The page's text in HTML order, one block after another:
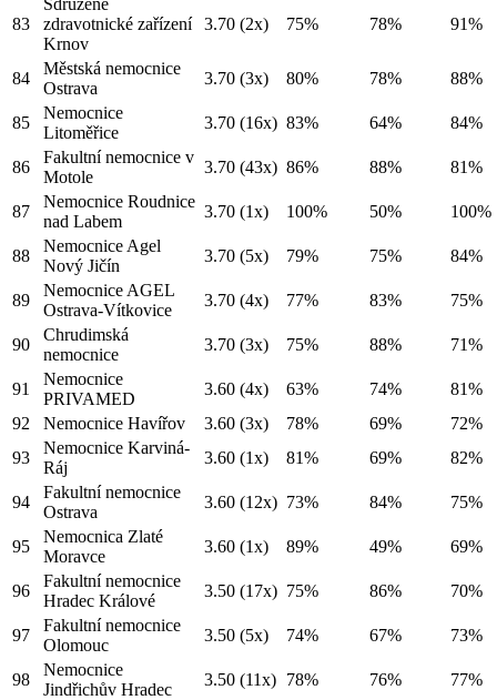
83
Sdružené
zdravotnické zařízení
Krnov
3.70 (2x) 75% 78% 91%
84
Městská nemocnice
Ostrava
3.70 (3x) 80% 78% 88%
85
Nemocnice
Litoměřice
3.70 (16x) 83% 64% 84%
86
Fakultní nemocnice v
Motole
3.70 (43x) 86% 88% 81%
87
Nemocnice Roudnice
nad Labem
3.70 (1x) 100% 50% 100%
88
Nemocnice Agel
Nový Jičín
3.70 (5x) 79% 75% 84%
89
Nemocnice AGEL
Ostrava-Vítkovice
3.70 (4x) 77% 83% 75%
90
Chrudimská
nemocnice
3.70 (3x) 75% 88% 71%
91
Nemocnice
PRIVAMED
3.60 (4x) 63% 74%
81%
92
Nemocnice Havířov 3.60 (3x) 78% 69%
72%
93
Nemocnice Karviná-
Ráj
3.60 (1x) 81% 69% 82%
94
Fakultní nemocnice
Ostrava
3.60 (12x) 73% 84% 75%
95
Nemocnica Zlaté
Moravce
3.60 (1x) 89% 49% 69%
96
Fakultní nemocnice
Hradec Králové
3.50 (17x) 75% 86% 70%
97
Fakultní nemocnice
Olomouc
3.50 (5x) 74% 67% 73%
98
Nemocnice
Jindřichův Hradec
3.50 (11x) 78% 76% 77%